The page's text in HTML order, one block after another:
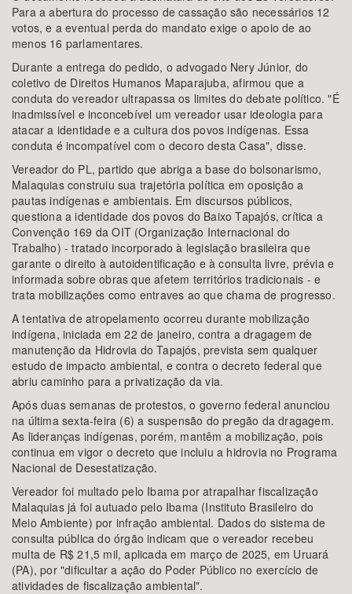
Para a abertura do processo de cassação são necessários 12
votos, e a eventual perda do mandato exige o apoio de ao
menos 16 parlamentares.
Durante a entrega do pedido, o advogado Nery Júnior, do
coletivo de Direitos Humanos Maparajuba, afirmou que a
conduta do vereador ultrapassa os limites do debate político. "É
inadmissível e inconcebível um vereador usar ideologia para
atacar a identidade e a cultura dos povos indígenas. Essa
conduta é incompatível com o decoro desta Casa", disse.
Vereador do PL, partido que abriga a base do bolsonarismo,
Malaquias construiu sua trajetória política em oposição a
pautas indígenas e ambientais. Em discursos públicos,
questiona a identidade dos povos do Baixo Tapajós, crítica a
Convenção 169 da OIT (Organização Internacional do
Trabalho) - tratado incorporado à legislação brasileira que
garante o direito à autoidentificação e à consulta livre, prévia e
informada sobre obras que afetem territórios tradicionais - e
trata mobilizações como entraves ao que chama de progresso.
A tentativa de atropelamento ocorreu durante mobilização
indígena, iniciada em 22 de janeiro, contra a dragagem de
manutenção da Hidrovia do Tapajós, prevista sem qualquer
estudo de impacto ambiental, e contra o decreto federal que
abriu caminho para a privatização da via.
Após duas semanas de protestos, o governo federal anunciou
na última sexta-feira (6) a suspensão do pregão da dragagem.
As lideranças indígenas, porém, mantêm a mobilização, pois
continua em vigor o decreto que incluiu a hidrovia no Programa
Nacional de Desestatização.
Vereador foi multado pelo Ibama por atrapalhar fiscalização
Malaquias já foi autuado pelo Ibama (Instituto Brasileiro do
Meio Ambiente) por infração ambiental. Dados do sistema de
consulta pública do órgão indicam que o vereador recebeu
multa de R$ 21,5 mil, aplicada em março de 2025, em Uruará
(PA), por "dificultar a ação do Poder Público no exercício de
atividades de fiscalização ambiental".